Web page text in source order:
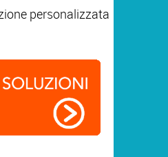
personalizzata